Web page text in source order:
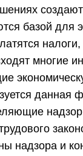
базой для
многие
данная
надзор
надзора и